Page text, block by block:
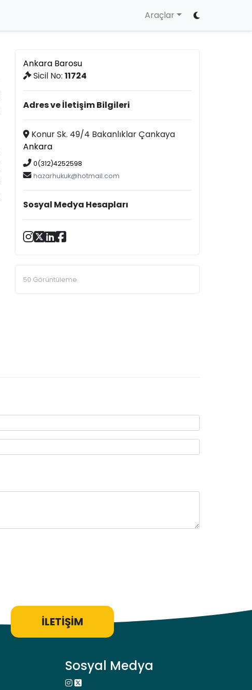
Araçlar
Ankara Barosu
Sicil No:11724
Adres ve İletişim Bilgileri
Konur Sk. 49/4 Bakanlıklar Çankaya
Ankara
0(312)4252598
hazarhukuk@hotmail.com
Sosyal Medya Hesapları
50 Görüntüleme
İLETİŞİM
Sosyal Medya